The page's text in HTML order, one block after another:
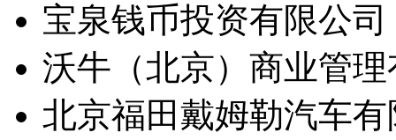
宝泉钱币投资有限公司
沃牛（北京）商业管
北京福田戴姆勒汽车